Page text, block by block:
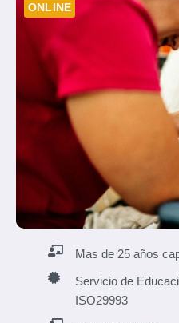
ONLINE
Mas de 25 años
Servicio de
ISO29993